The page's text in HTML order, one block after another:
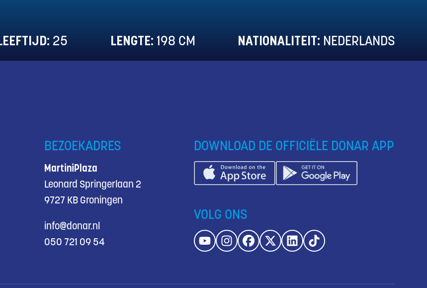
25 LENGTE: 198 CM NATIONALITEIT: NEDERLANDS
BEZOEKADRES
MartiniPlaza
Leonard Springerlaan 2
9727 KB Groningen
info@donar.nl
050 721 09 54
DOWNLOAD DE OFFICIËLE DONAR APP
VOLG ONS